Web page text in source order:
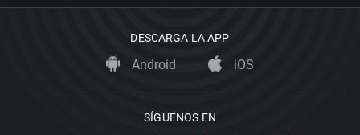
DESCARGA LA APP
Android iOS
SÍGUENOS EN